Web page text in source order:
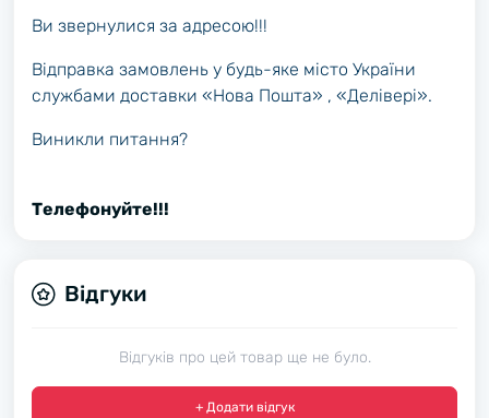
Ви звернулися за адресою!!!
Відправка замовлень у будь-яке місто України
службами доставки «Нова Пошта» , «Делівері».
Виникли питання?
Телефонуйте!!!
Відгуки
Відгуків про цей товар ще не було.
+ Додати відгук